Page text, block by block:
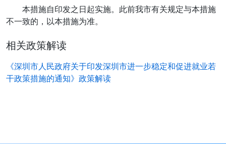
本措施自印发之日起实施。此前我市有关规定与本措施
不一致的，以本措施为准。
相关政策解读
《深圳市人民政府关于印发深圳市进一步稳定和促进就业若
干政策措施的通知》政策解读